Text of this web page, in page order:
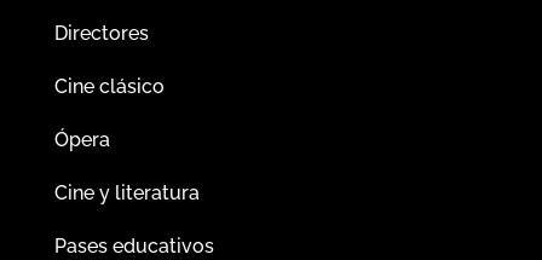
Directores
Cine clásico
Ópera
Cine y literatura
Pases educativos